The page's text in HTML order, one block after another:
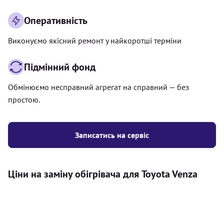
Записатись на сервіс
Оперативність
Виконуємо якісний ремонт у найкоротші терміни
Підмінний фонд
Обмінюємо несправний агрегат на справний — без
простою.
Ціни на заміну обігрівача для Toyota Venza